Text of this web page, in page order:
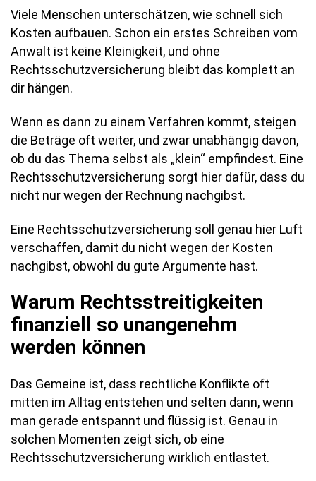
Viele Menschen unterschätzen, wie schnell sich
Kosten aufbauen. Schon ein erstes Schreiben vom
Anwalt ist keine Kleinigkeit, und ohne
Rechtsschutzversicherung bleibt das komplett an
dir hängen.
Wenn es dann zu einem Verfahren kommt, steigen
die Beträge oft weiter, und zwar unabhängig davon,
ob du das Thema selbst als „klein“ empfindest. Eine
Rechtsschutzversicherung sorgt hier dafür, dass du
nicht nur wegen der Rechnung nachgibst.
Eine Rechtsschutzversicherung soll genau hier Luft
verschaffen, damit du nicht wegen der Kosten
nachgibst, obwohl du gute Argumente hast.
Warum Rechtsstreitigkeiten
finanziell so unangenehm
werden können
Das Gemeine ist, dass rechtliche Konflikte oft
mitten im Alltag entstehen und selten dann, wenn
man gerade entspannt und flüssig ist. Genau in
solchen Momenten zeigt sich, ob eine
Rechtsschutzversicherung wirklich entlastet.